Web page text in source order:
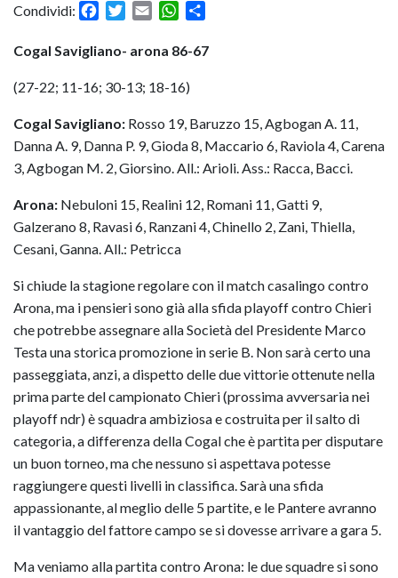
Condividi: FacebookTwitter
Email WhatsApp
Cogal Savigliano- arona 86-67
(27-22; 11-16; 30-13; 18-16)
Cogal Savigliano: Rosso 19, Baruzzo 15, Agbogan A. 11,
Danna A. 9, Danna P. 9, Gioda 8, Maccario 6, Raviola 4, Carena
3, Agbogan M. 2, Giorsino. All.: Arioli. Ass.: Racca, Bacci.
Arona: Nebuloni 15, Realini 12, Romani 11, Gatti 9,
Galzerano 8, Ravasi 6, Ranzani 4, Chinello 2, Zani, Thiella,
Cesani, Ganna. All.: Petricca
Si chiude la stagione regolare con il match casalingo contro
Arona, ma i pensieri sono già alla sfida playoff contro Chieri
che potrebbe assegnare alla Società del Presidente Marco
Testa una storica promozione in serie B. Non sarà certo una
passeggiata, anzi, a dispetto delle due vittorie ottenute nella
prima parte del campionato Chieri (prossima avversaria nei
playoff ndr) è squadra ambiziosa e costruita per il salto di
categoria, a differenza della Cogal che è partita per disputare
un buon torneo, ma che nessuno si aspettava potesse
raggiungere questi livelli in classifica. Sarà una sfida
appassionante, al meglio delle 5 partite, e le Pantere avranno
il vantaggio del fattore campo se si dovesse arrivare a gara 5.
Ma veniamo alla partita contro Arona: le due squadre si sono